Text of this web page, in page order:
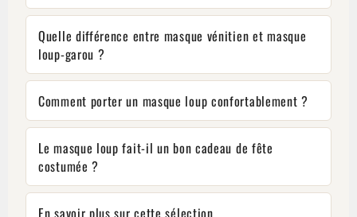
Quelle différence entre masque vénitien et masque
loup-garou ?
Comment porter un masque loup confortablement ?
Le masque loup fait-il un bon cadeau de fête
costumée ?